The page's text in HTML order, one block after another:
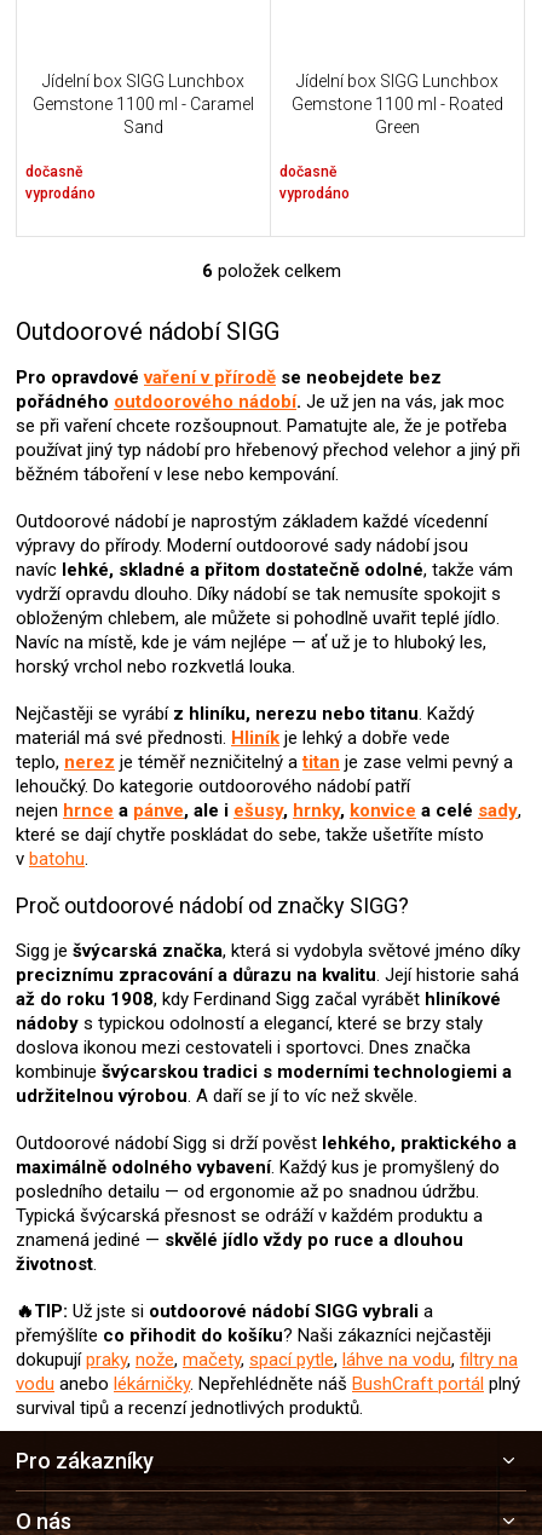
Jídelní box SIGG Lunchbox
Gemstone 1100 ml - Caramel
Sand
dočasně
vyprodáno
Jídelní box SIGG Lunchbox
Gemstone 1100 ml - Roated
Green
dočasně
vyprodáno
O
l
d
a
c
í
p
r
k
y
v
ý
p
i
s
6 položek celkem
Outdoorové nádobí SIGG
Pro opravdové vaření v přírodě se neobejdete bez
pořádného outdoorového nádobí. Je už jen na vás, jak moc
se při vaření chcete rozšoupnout. Pamatujte ale, že je potřeba
používat jiný typ nádobí pro hřebenový přechod velehor a jiný při
běžném táboření v lese nebo kempování.
Outdoorové nádobí je naprostým základem každé vícedenní
výpravy do přírody. Moderní outdoorové sady nádobí jsou
navíc lehké, skladné a přitom dostatečně odolné, takže vám
vydrží opravdu dlouho. Díky nádobí se tak nemusíte spokojit s
obloženým chlebem, ale můžete si pohodlně uvařit teplé jídlo.
Navíc na místě, kde je vám nejlépe — ať už je to hluboký les,
horský vrchol nebo rozkvetlá louka.
Nejčastěji se vyrábí z hliníku, nerezu nebo titanu. Každý
materiál má své přednosti. Hliník je lehký a dobře vede
teplo, nerez je téměř nezničitelný a titan je zase velmi pevný a
lehoučký. Do kategorie outdoorového nádobí patří
nejen hrnce a pánve, ale i ešusy, hrnky, konvice a celé sady,
které se dají chytře poskládat do sebe, takže ušetříte místo
v batohu.
Proč outdoorové nádobí od značky SIGG?
Sigg je švýcarská značka, která si vydobyla světové jméno díky
preciznímu zpracování a důrazu na kvalitu. Její historie sahá
až do roku 1908, kdy Ferdinand Sigg začal vyrábět hliníkové
nádoby s typickou odolností a elegancí, které se brzy staly
doslova ikonou mezi cestovateli i sportovci. Dnes značka
kombinuje švýcarskou tradici s moderními technologiemi a
udržitelnou výrobou. A daří se jí to víc než skvěle.
Outdoorové nádobí Sigg si drží pověst lehkého, praktického a
maximálně odolného vybavení. Každý kus je promyšlený do
posledního detailu — od ergonomie až po snadnou údržbu.
Typická švýcarská přesnost se odráží v každém produktu a
znamená jediné — skvělé jídlo vždy po ruce a dlouhou
životnost.
🔥TIP: Už jste si outdoorové nádobí SIGGvybrali a
přemýšlíte co přihodit do košíku? Naši zákazníci nejčastěji
dokupujípraky, nože, mačety, spací pytle, láhve na vodu, filtry na
vodu anebo lékárničky. Nepřehlédněte náš BushCraft portál plný
survival tipů a recenzí jednotlivých produktů.
a
Pro zákazníky
O nás